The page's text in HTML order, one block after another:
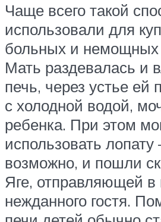
Чаще всего такой
использовали для
больных и немощных
Мать раздевалась и
печь, через устье ей
с холодной водой,
ребенка. При этом
использовать лопату
возможно, и пошли
Яге, отправляющей в
нежданного гостя.